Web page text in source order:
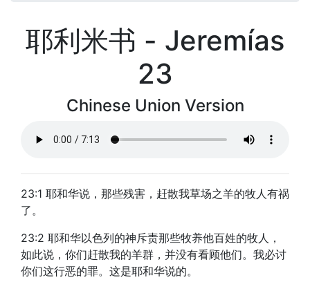
耶利米书 - Jeremías
23
Chinese Union Version
23:1 耶和华说，那些残害，赶散我草场之羊的牧人有祸
了。
23:2 耶和华以色列的神斥责那些牧养他百姓的牧人，
如此说，你们赶散我的羊群，并没有看顾他们。我必讨
你们这行恶的罪。这是耶和华说的。